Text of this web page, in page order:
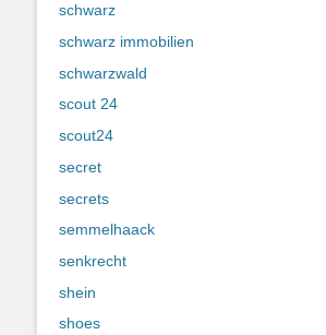
schwarz
schwarz immobilien
schwarzwald
scout 24
scout24
secret
secrets
semmelhaack
senkrecht
shein
shoes